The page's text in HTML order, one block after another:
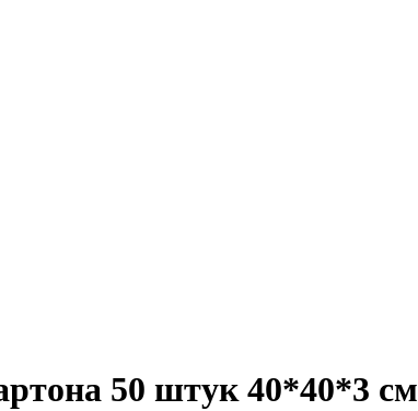
50 штук 40*40*3 см